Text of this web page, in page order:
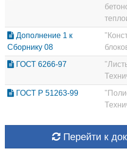
Дополнение 1 к
Сборнику 08
ГОСТ 6266-97
ГОСТ Р 51263-99
Перейти к